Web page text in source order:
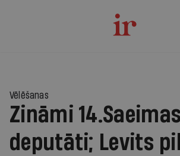
Vēlēšanas
Zināmi 14.Saeimas
deputāti; Levits